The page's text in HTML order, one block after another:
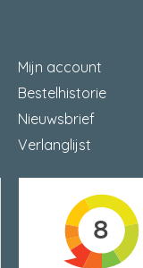
Mijn account
Bestelhistorie
Nieuwsbrief
Verlanglijst